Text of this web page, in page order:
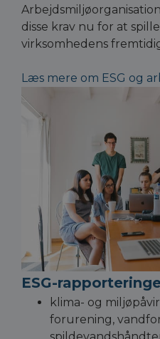
disse krav nu for at
virksomhedens
Læs mere om ESG og
ESG-
klima- og
forurening,